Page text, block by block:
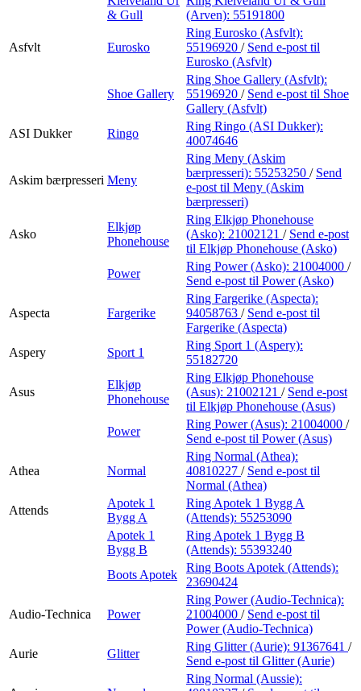
& Gull
(Arven): 55191800
Asfvlt Eurosko
Ring Eurosko (Asfvlt):
55196920 / Send e-post til
Eurosko (Asfvlt)
Shoe Gallery
Ring Shoe Gallery (Asfvlt):
55196920 / Send e-post til Shoe
Gallery (Asfvlt)
ASI Dukker
Ringo
Ring Ringo (ASI Dukker):
40074646
Askim bærpresseri Meny
Ring Meny (Askim
bærpresseri): 55253250 / Send
e-post til Meny (Askim
bærpresseri)
Asko
Elkjøp
Phonehouse
Ring Elkjøp Phonehouse
(Asko): 21002121 / Send e-post
til Elkjøp Phonehouse (Asko)
Power
Ring Power (Asko): 21004000 /
Send e-post til Power (Asko)
Aspecta Fargerike
Ring Fargerike (Aspecta):
94058763 / Send e-post til
Fargerike (Aspecta)
Aspery
Sport 1
Ring Sport 1 (Aspery):
55182720
Asus
Elkjøp
Phonehouse
Ring Elkjøp Phonehouse
(Asus): 21002121 / Send e-post
til Elkjøp Phonehouse (Asus)
Power
Ring Power (Asus): 21004000 /
Send e-post til Power (Asus)
Athea Normal
Ring Normal (Athea):
40810227 / Send e-post til
Normal (Athea)
Attends
Apotek 1
Bygg A
Ring Apotek 1 Bygg A
(Attends): 55253090
Apotek 1
Bygg B
Ring Apotek 1 Bygg B
(Attends): 55393240
Boots Apotek
Ring Boots Apotek (Attends):
23690424
Audio-Technica Power
Ring Power (Audio-Technica):
21004000 / Send e-post til
Power (Audio-Technica)
Aurie
Glitter
Ring Glitter (Aurie): 91367641 /
Send e-post til Glitter (Aurie)
Ring Normal (Aussie):